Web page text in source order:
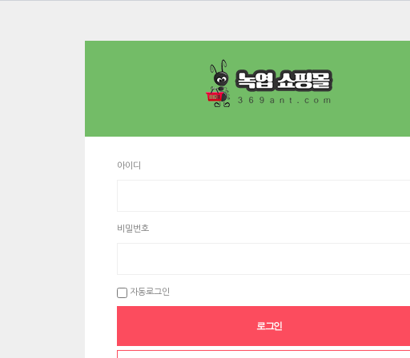
아이디
비밀번호
자동로그인